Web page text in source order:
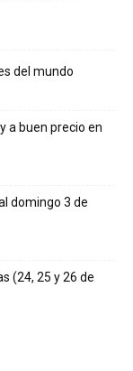
del mundo
a buen precio en
domingo 3 de
(24, 25 y 26 de